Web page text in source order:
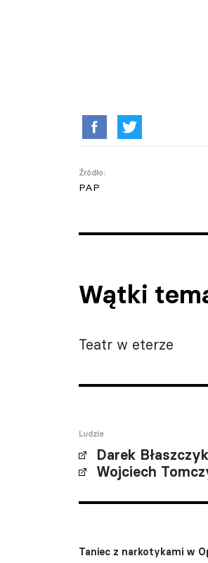
Źródło:
PAP
Wątki
Teatr w eterze
Ludzie
Darek Błaszczyk
Wojciech
Taniec z narkotykami w